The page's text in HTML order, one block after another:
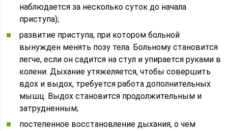
наблюдается за несколько суток до начала
приступа);
развитие приступа, при котором больной
вынужден менять позу тела. Больному становится
легче, если он садится на стул и упирается руками в
колени. Дыхание утяжеляется, чтобы совершить
вдох и выдох, требуется работа дополнительных
мышц. Выдох становится продолжительным и
затрудненным;
постепенное восстановление дыхания, о чем